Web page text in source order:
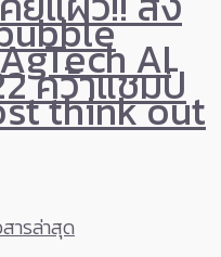
AI
คว้าแชมป์
think out
สารล่าสุด